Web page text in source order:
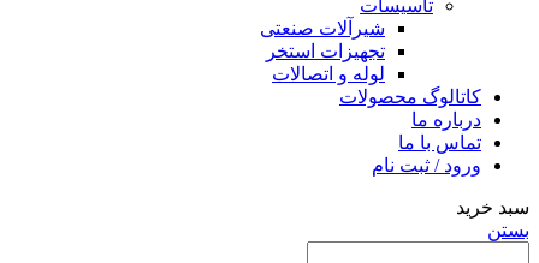
تاسیسات
شیرآلات صنعتی
تجهیزات استخر
لوله و اتصالات
کاتالوگ محصولات
درباره ما
تماس با ما
ورود / ثبت نام
سبد خرید
بستن